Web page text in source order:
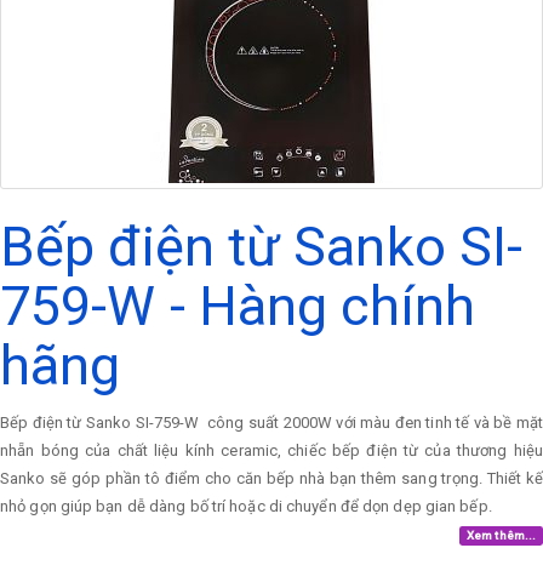
Bếp điện từ Sanko SI-
759-W - Hàng chính
hãng
Bếp điện từ Sanko SI-759-W công suất 2000W với màu đen tinh tế và bề mặt
nhẵn bóng của chất liệu kính ceramic, chiếc bếp điện từ của thương hiệu
Sanko sẽ góp phần tô điểm cho căn bếp nhà bạn thêm sang trọng. Thiết kế
nhỏ gọn giúp bạn dễ dàng bố trí hoặc di chuyển để dọn dẹp gian bếp.
Xem thêm...